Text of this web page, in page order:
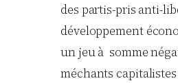
des partis-pris anti-
développement
un jeu à somme
méchants